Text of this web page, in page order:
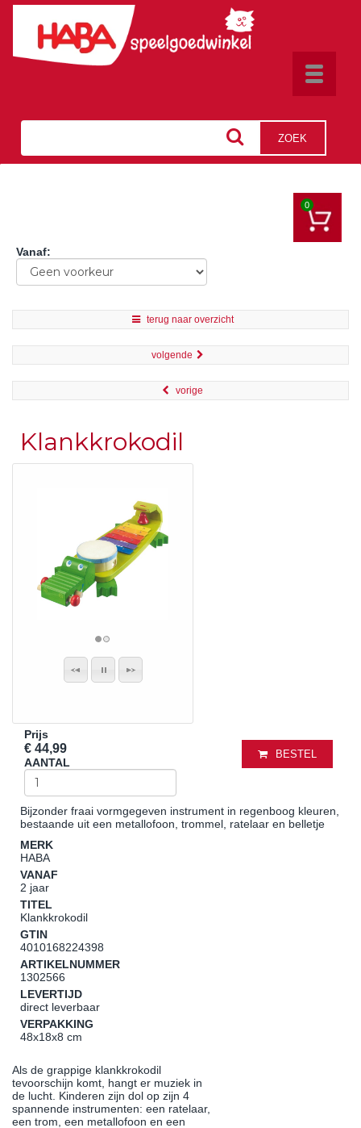
Toggle
ZOEK
0
Vanaf:
terug naar overzicht
volgende
vorige
Klankkrokodil
Prijs
€ 44,99
AANTAL
BESTEL
Bijzonder fraai vormgegeven instrument in regenboog kleuren,
bestaande uit een metallofoon, trommel, ratelaar en belletje
MERK
HABA
VANAF
2 jaar
TITEL
Klankkrokodil
GTIN
4010168224398
ARTIKELNUMMER
1302566
LEVERTIJD
direct leverbaar
VERPAKKING
48x18x8 cm
Als de grappige klankkrokodil
tevoorschijn komt, hangt er muziek in
de lucht. Kinderen zijn dol op zijn 4
spannende instrumenten: een ratelaar,
een trom, een metallofoon en een